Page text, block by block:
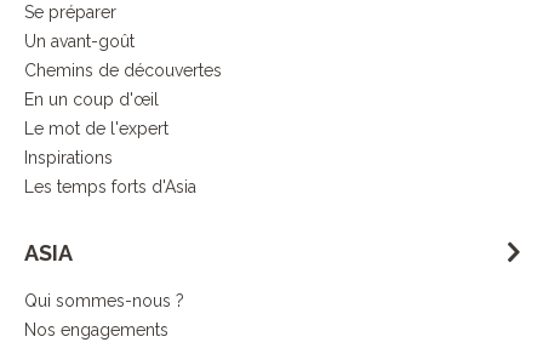
Se préparer
Un avant-goût
Chemins de découvertes
En un coup d'œil
Le mot de l'expert
Inspirations
Les temps forts d'Asia
ASIA
Qui sommes-nous ?
Nos engagements